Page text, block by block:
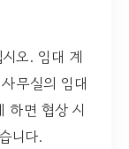
오. 임대 계
무실의 임대
하면 협상 시
니다.